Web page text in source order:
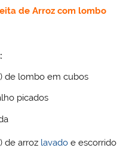
deArroz com lombo
) de lombo em cubos
picados
) de arroz lavado e escorrido